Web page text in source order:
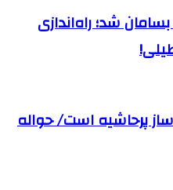
شد؛ راه‌اندازی
پرحاشیه است/ حواله